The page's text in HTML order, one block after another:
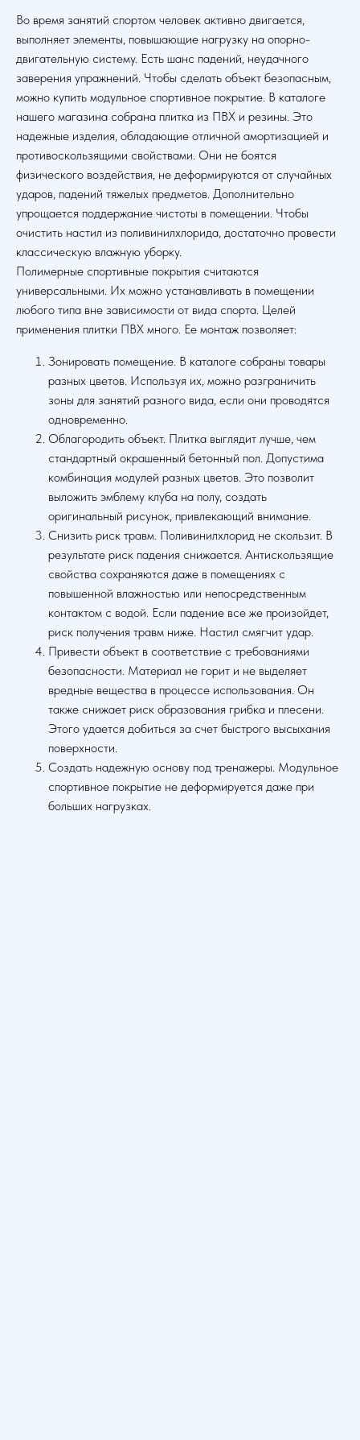
Во время занятий спортом человек активно двигается,
выполняет элементы, повышающие нагрузку на опорно-
двигательную систему. Есть шанс падений, неудачного
заверения упражнений. Чтобы сделать объект безопасным,
можно купить модульное спортивное покрытие. В каталоге
нашего магазина собрана плитка из ПВХ и резины. Это
надежные изделия, обладающие отличной амортизацией и
противоскользящими свойствами. Они не боятся
физического воздействия, не деформируются от случайных
ударов, падений тяжелых предметов. Дополнительно
упрощается поддержание чистоты в помещении. Чтобы
очистить настил из поливинилхлорида, достаточно провести
классическую влажную уборку.
Полимерные спортивные покрытия считаются
универсальными. Их можно устанавливать в помещении
любого типа вне зависимости от вида спорта. Целей
применения плитки ПВХ много. Ее монтаж позволяет:
Зонировать помещение. В каталоге собраны товары
разных цветов. Используя их, можно разграничить
зоны для занятий разного вида, если они проводятся
одновременно.
Облагородить объект. Плитка выглядит лучше, чем
стандартный окрашенный бетонный пол. Допустима
комбинация модулей разных цветов. Это позволит
выложить эмблему клуба на полу, создать
оригинальный рисунок, привлекающий внимание.
Снизить риск травм. Поливинилхлорид не скользит. В
результате риск падения снижается. Антискользящие
свойства сохраняются даже в помещениях с
повышенной влажностью или непосредственным
контактом с водой. Если падение все же произойдет,
риск получения травм ниже. Настил смягчит удар.
Привести объект в соответствие с требованиями
безопасности. Материал не горит и не выделяет
вредные вещества в процессе использования. Он
также снижает риск образования грибка и плесени.
Этого удается добиться за счет быстрого высыхания
поверхности.
Создать надежную основу под тренажеры. Модульное
спортивное покрытие не деформируется даже при
больших нагрузках.